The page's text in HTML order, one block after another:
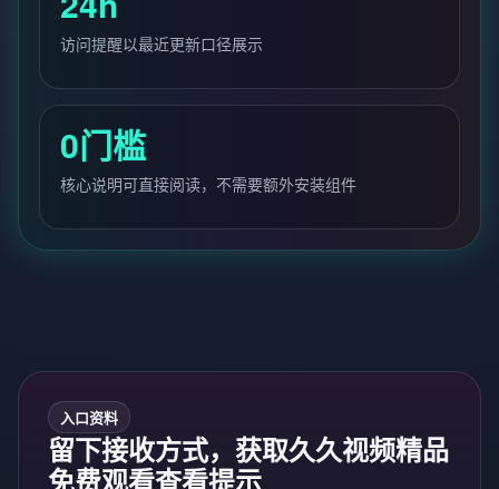
访问提醒以最近更新口径展示
0门槛
核心说明可直接阅读，不需要额外安装组件
入口资料
留下接收方式，获取久久视频精品
免费观看查看提示